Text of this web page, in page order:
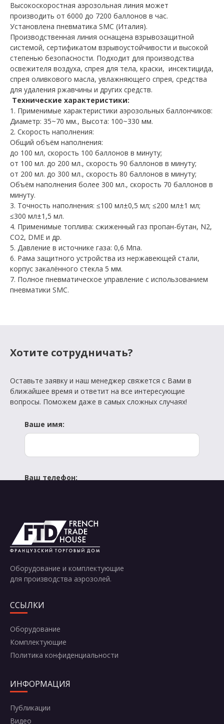
Высокоскоростная аэрозольная линия может
производить от 6000 до 7200 баллонов в час.
Установлена пневматика SMC (Италия).
Производственная линия оснащена взрывозащитной
системой, сертификатом взрывоустойчивости и высокой
степенью безопасности. Подходит для производства
освежителя воздуха, спрея для тела, краски, инсектицида,
спрея оливкового масла, увлажняющего спрея, средства
для удаления ржавчины и других средств.
Технические характеристики:
1 . Применимые характеристики аэрозольных баллончиков:
Диаметр: 35~70 мм., Высота: 100~330 мм.
2. Скорость наполнения:
Общий объём наполнения:
до 100 мл, скорость 100 баллонов в минуту;
от 100 мл. до 200 мл., скорость 90 баллонов в минуту;
от 200 мл. до 300 мл., скорость 80 баллонов в минуту;
Объём наполнения более 300 мл., скорость 70 баллонов в
минуту.
3. Точность наполнения: ≤100 мл±0,5 мл; ≤200 мл±1 мл;
≤300 мл±1 ,5 мл.
4. Применимые топлива: сжиженный газ пропан-бутан, N2,
CO2, DME и др.
5. Давление в источнике газа: 0,6 Мпа.
6. Рама защитного устройства из нержавеющей стали,
корпус закалённого стекла 5 мм.
7. Полное пневматическое управление с использованием
пневматики SMC.
Хотите сотрудничать?
Оставьте заявку и наш менеджер свяжется с Вами в
ближайшее время и ответит на все интересующие
вопросы. Поможем даже в самых сложных случаях!
Ваше имя:
Ваш телефон:
Отправить
Оборудование и комплектующие
для производства аэрозолей.
ССЫЛКИ
Оборудование
Комплектующие
Политика конфиденциальности
ИНФОРМАЦИЯ
Публикации
Видео